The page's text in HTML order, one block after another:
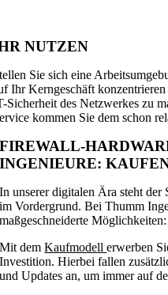
NUTZEN
Sie sich eine
Ihr Kerngeschäft
Sicherheit des Netzwerkes zu
kommen Sie dem schon
FIREWALL-
INGENIEURE:
In unserer digitalen Ära steht der
im Vordergrund. Bei Thumm
maßgeschneiderte
Mit demKaufmodellerwerben
Investition. Hierbei fallen
und Updates an, um immer auf